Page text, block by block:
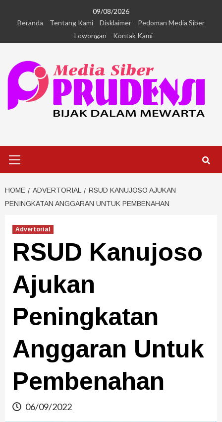
09/08/2026
Beranda
Tentang Kami Disklaimer
Pedoman Media Siber
Lowongan
Kontak Kami
HOME ADVERTORIAL
RSUD KANUJOSO AJUKAN
PENINGKATAN ANGGARAN UNTUK PEMBENAHAN
Advertorial
RSUD Kanujoso
Ajukan
Peningkatan
Anggaran Untuk
Pembenahan
06/09/2022